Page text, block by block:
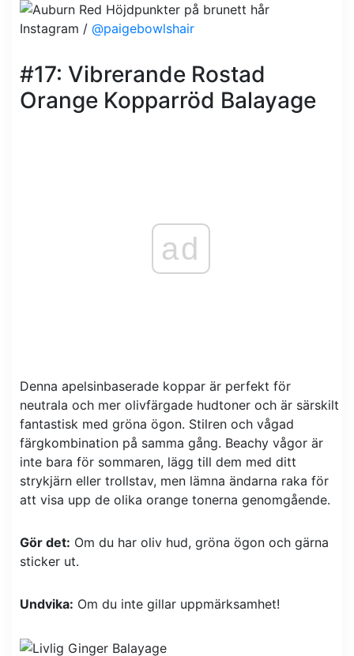
Instagram / @paigebowlshair
#17: Vibrerande Rostad
Orange Kopparröd Balayage
ad
Denna apelsinbaserade koppar är perfekt för
neutrala och mer olivfärgade hudtoner och är särskilt
fantastisk med gröna ögon. Stilren och vågad
färgkombination på samma gång. Beachy vågor är
inte bara för sommaren, lägg till dem med ditt
strykjärn eller trollstav, men lämna ändarna raka för
att visa upp de olika orange tonerna genomgående.
Gör det: Om du har oliv hud, gröna ögon och gärna
sticker ut.
Undvika: Om du inte gillar uppmärksamhet!